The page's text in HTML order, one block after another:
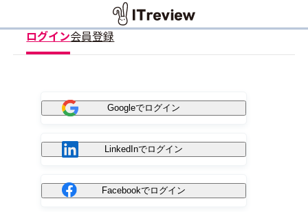
ログイン会員登録
Googleでログイン
LinkedInでログイン
Facebookでログイン